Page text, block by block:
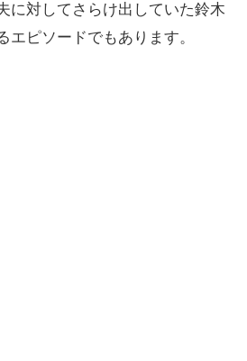
に対してさらけ出していた鈴木
エピソードでもあります。